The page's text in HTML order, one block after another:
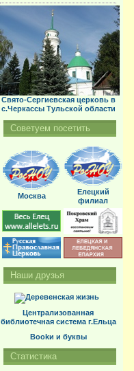
Свято-Сергиевская церковь в
с.Черкассы Тульской области
Советуем посетить
Москва
Елецкий
филиал
Наши друзья
Централизованная
библиотечная система г.Ельца
Bookи и буквы
Статистика